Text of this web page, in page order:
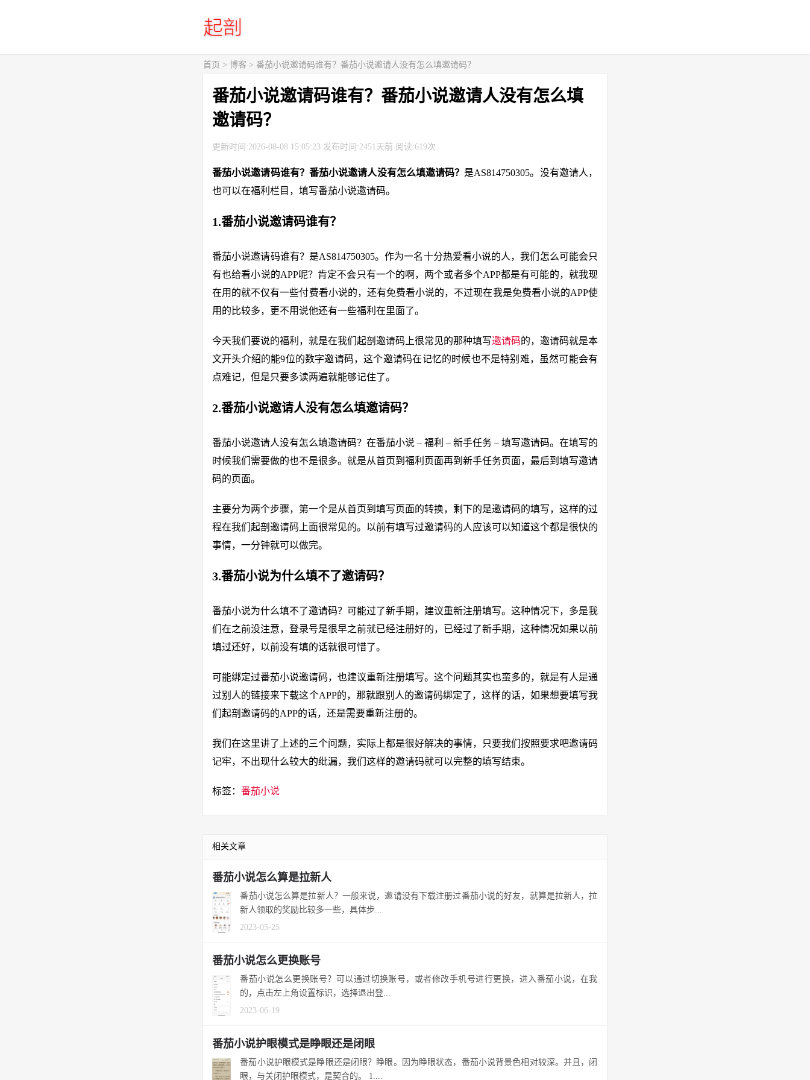
首页 > 博客 > 番茄小说邀请码谁有？番茄小说邀请人没有怎么填邀请码？
番茄小说邀请码谁有？番茄小说邀请人没有怎么填
邀请码？
更新时间:2026-08-08 15:05:23 发布时间:2451天前 阅读:619次
番茄小说邀请码谁有？番茄小说邀请人没有怎么填邀请码？ 是AS814750305。没有邀请人，
也可以在福利栏目，填写番茄小说邀请码。
1.番茄小说邀请码谁有？
番茄小说邀请码谁有？是AS814750305。作为一名十分热爱看小说的人，我们怎么可能会只
有也给看小说的APP呢？肯定不会只有一个的啊，两个或者多个APP都是有可能的，就我现
在用的就不仅有一些付费看小说的，还有免费看小说的，不过现在我是免费看小说的APP使
用的比较多，更不用说他还有一些福利在里面了。
今天我们要说的福利，就是在我们起剖邀请码上很常见的那种填写邀请码的，邀请码就是本
文开头介绍的能9位的数字邀请码，这个邀请码在记忆的时候也不是特别难，虽然可能会有
点难记，但是只要多读两遍就能够记住了。
2.番茄小说邀请人没有怎么填邀请码？
番茄小说邀请人没有怎么填邀请码？在番茄小说 – 福利 – 新手任务 – 填写邀请码。在填写的
时候我们需要做的也不是很多。就是从首页到福利页面再到新手任务页面，最后到填写邀请
码的页面。
主要分为两个步骤，第一个是从首页到填写页面的转换，剩下的是邀请码的填写，这样的过
程在我们起剖邀请码上面很常见的。以前有填写过邀请码的人应该可以知道这个都是很快的
事情，一分钟就可以做完。
3.番茄小说为什么填不了邀请码？
番茄小说为什么填不了邀请码？可能过了新手期，建议重新注册填写。这种情况下，多是我
们在之前没注意，登录号是很早之前就已经注册好的，已经过了新手期，这种情况如果以前
填过还好，以前没有填的话就很可惜了。
可能绑定过番茄小说邀请码，也建议重新注册填写。这个问题其实也蛮多的，就是有人是通
过别人的链接来下载这个APP的，那就跟别人的邀请码绑定了，这样的话，如果想要填写我
们起剖邀请码的APP的话，还是需要重新注册的。
我们在这里讲了上述的三个问题，实际上都是很好解决的事情，只要我们按照要求吧邀请码
记牢，不出现什么较大的纰漏，我们这样的邀请码就可以完整的填写结束。
标签： 番茄小说
相关文章
番茄小说怎么算是拉新人
番茄小说怎么算是拉新人？一般来说，邀请没有下载注册过番茄小说的好友，就算是拉新人，拉
新人领取的奖励比较多一些，具体步...
2023-05-25
番茄小说怎么更换账号
番茄小说怎么更换账号？可以通过切换账号，或者修改手机号进行更换，进入番茄小说，在我
的，点击左上角设置标识，选择退出登...
2023-06-19
番茄小说护眼模式是睁眼还是闭眼
番茄小说护眼模式是睁眼还是闭眼？睁眼。因为睁眼状态，番茄小说背景色相对较深。并且，闭
眼，与关闭护眼模式，是契合的。 1....